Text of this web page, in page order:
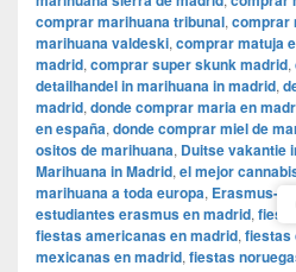
comprar marihuana tribunal, comprar
marihuana valdeski, comprar matuja
madrid, comprar super skunk madrid,
detailhandel in marihuana in madrid,
madrid, donde comprar maria en
en españa, donde comprar miel de
ositos de marihuana, Duitse vakantie
Marihuana in Madrid, el mejor
marihuana a toda europa, Erasmus-
estudiantes erasmus en madrid,
fiestas americanas en madrid, fiestas
mexicanas en madrid, fiestas